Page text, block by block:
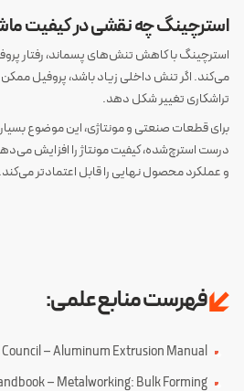
استرچینگ چه نقشی در کیفیت
استرچینگ با کاهش تنش‌های پسماند، رفتار
می‌کند. اگر تنش داخلی زیاد باشد، پروفیل
تراشکاری تغییر شکل دهد.
برای قطعات صنعتی و مونتاژی، این موضوع
درست استرچ‌شده، کیفیت مونتاژ را افزایش
و عملکرد محصول نهایی را قابل اعتمادتر می‌کند.
فهرست منابع علمی:
– Aluminum Extrusion Manual
– Metalworking: Bulk Forming